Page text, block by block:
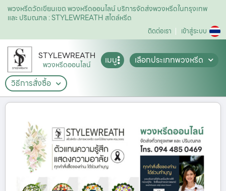
พวงหรีดวัดเขียนเขต พวงหรีดออนไลน์ บริการจัดส่งพวงหรีดในกรุงเทพ
และ ปริมณฑล : STYLEWREATH สไตล์หรีด
ติดต่อเรา เข้าสู่ระบบ
STYLEWREATH
พวงหรีดออนไลน์ เมนู
เลือกประเภทพวงหรีด
วิธีการสั่งซื้อ